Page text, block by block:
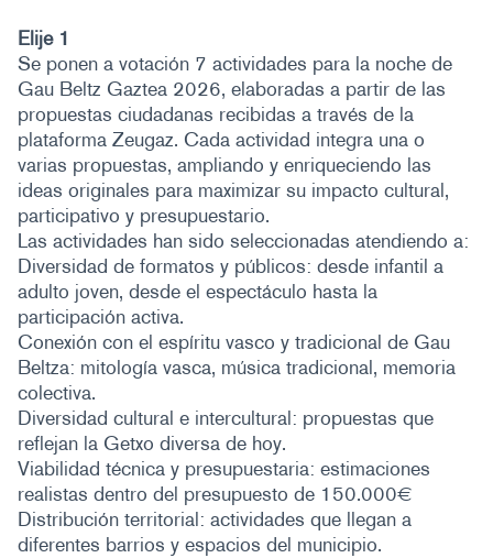
Elije 1
Se ponen a votación 7 actividades para la noche de
Gau Beltz Gaztea 2026, elaboradas a partir de las
propuestas ciudadanas recibidas a través de la
plataforma Zeugaz. Cada actividad integra una o
varias propuestas, ampliando y enriqueciendo las
ideas originales para maximizar su impacto cultural,
participativo y presupuestario.
Las actividades han sido seleccionadas atendiendo a:
Diversidad de formatos y públicos: desde infantil a
adulto joven, desde el espectáculo hasta la
participación activa.
Conexión con el espíritu vasco y tradicional de Gau
Beltza: mitología vasca, música tradicional, memoria
colectiva.
Diversidad cultural e intercultural: propuestas que
reflejan la Getxo diversa de hoy.
Viabilidad técnica y presupuestaria: estimaciones
realistas dentro del presupuesto de 150.000€
Distribución territorial: actividades que llegan a
diferentes barrios y espacios del municipio.